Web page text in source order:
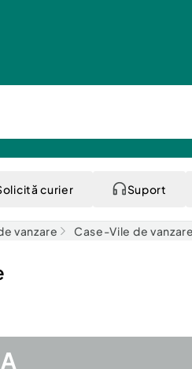
curier Suport
vanzare Case-Vile de